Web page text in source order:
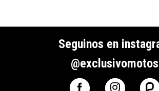
Seguinos en
@exclusivomotos